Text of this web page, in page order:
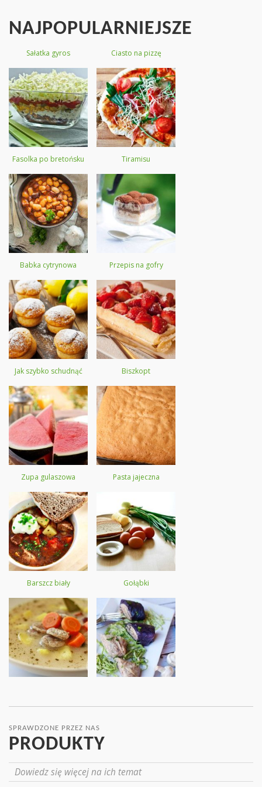
NAJPOPULARNIEJSZE
Sałatka gyros Ciasto na pizzę
Fasolka po bretońsku Tiramisu
Babka cytrynowa Przepis na gofry
Jak szybko schudnąć Biszkopt
Zupa gulaszowa Pasta jajeczna
Barszcz biały Gołąbki
SPRAWDZONE PRZEZ NAS
PRODUKTY
Dowiedz się więcej na ich temat